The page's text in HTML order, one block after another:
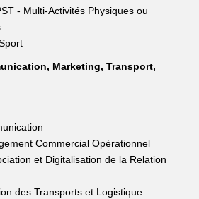
- Multi-Activités Physiques ou
Marketing, Transport,
Commercial Opérationnel
et Digitalisation de la Relation
des Transports et Logistique